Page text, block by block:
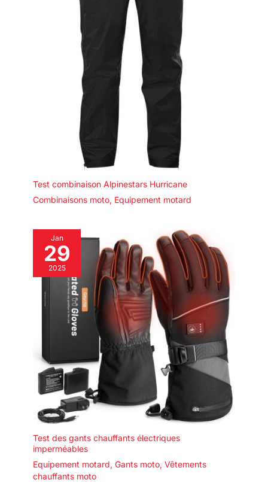
Test combinaison Alpinestars Hurricane
Combinaisons moto, Equipement motard
Jan
29
2025
Test des gants chauffants électriques
imperméables
Equipement motard, Gants moto, Vêtements
chauffants moto